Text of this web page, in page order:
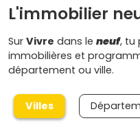
L'immobilier
Sur Vivre dans le neuf, tu
immobilières et
département ou ville.
Villes